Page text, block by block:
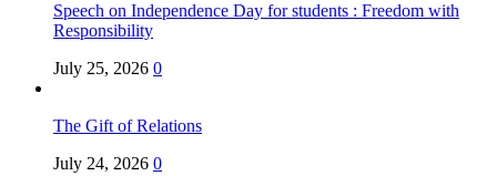
Speech on Independence Day for students : Freedom with
Responsibility
July 25, 2026 0
The Gift of Relations
July 24, 2026 0